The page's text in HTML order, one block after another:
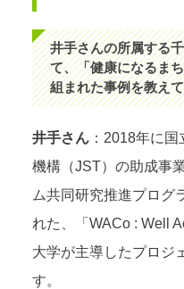
井手さんの所属する
て、「健康になるま
組まれた事例を教え
井手さん：2018年に国
機構（JST）の助成事
ム共同研究推進プログ
れた、「WACo : Well
大学が主導したプロジ
す。